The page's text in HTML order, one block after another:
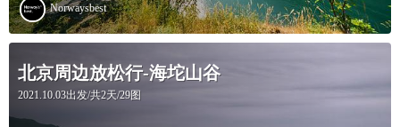
Norwaysbest
北京周边放松行-海坨山谷
2021.10.03出发/共2天/29图